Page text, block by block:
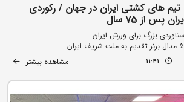
های کشتی ایران در جهان / رکوردی
از 75 سال
11:41 مشاهده بیشتر